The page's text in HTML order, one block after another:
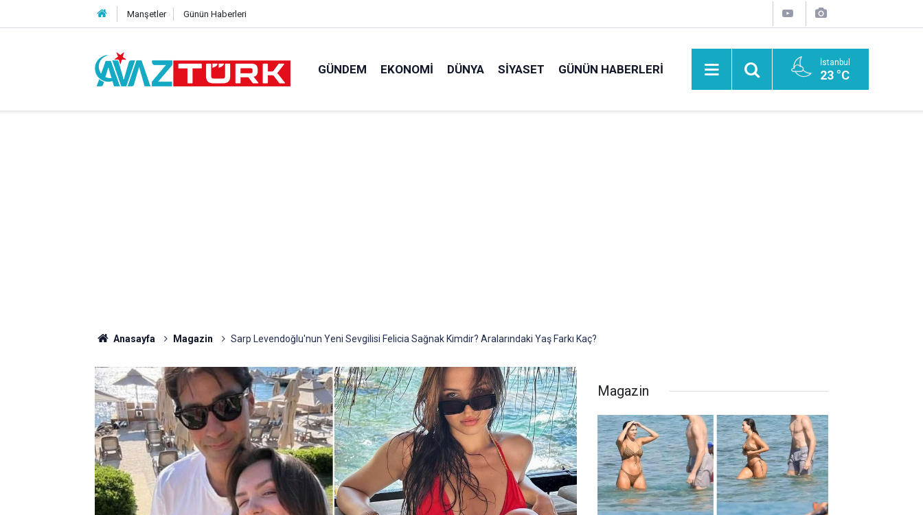
Manşetler Günün Haberleri
GÜNDEM EKONOMI DÜNYA SIYASET GÜNÜN HABERLERI İstanbul
23 °C
Anasayfa Magazin Sarp Levendoğlu'nun Yeni Sevgilisi Felicia Sağnak Kimdir? Aralarındaki Yaş Farkı Kaç?
Magazin